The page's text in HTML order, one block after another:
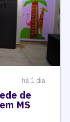
há 1 dia
de
MS